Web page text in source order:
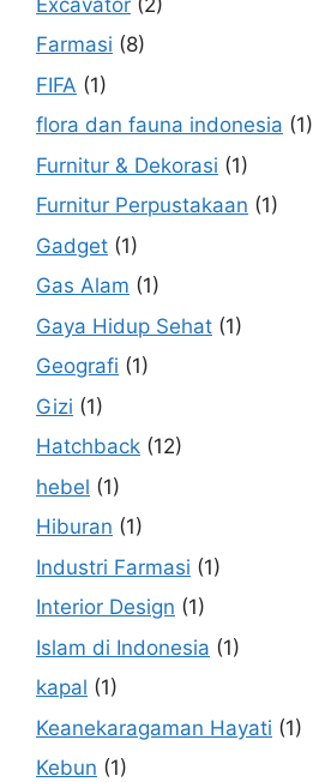
Farmasi (8)
FIFA (1)
flora dan fauna indonesia (1)
Furnitur & Dekorasi (1)
Furnitur Perpustakaan (1)
Gadget (1)
Gas Alam (1)
Gaya Hidup Sehat (1)
Geografi (1)
Gizi (1)
Hatchback (12)
hebel (1)
Hiburan (1)
Industri Farmasi (1)
Interior Design (1)
Islam di Indonesia (1)
kapal (1)
Keanekaragaman Hayati (1)
Kebun (1)